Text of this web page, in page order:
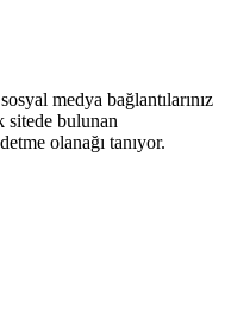
medya bağlantılarınız
sitede bulunan
olanağı tanıyor.